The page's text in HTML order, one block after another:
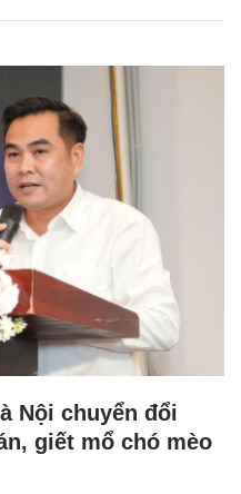
Nội chuyển đổi
giết mổ chó mèo